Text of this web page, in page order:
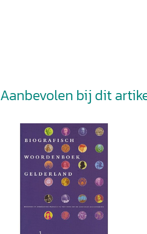
Aanbevolen bij dit